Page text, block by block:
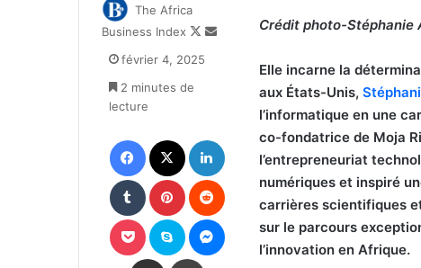
Crédit photo-Stéphanie
Elle incarne la
aux États-Unis,
l’informatique en une
co-fondatrice de Moja
l’entrepreneuriat
numériques et inspiré
carrières scientifiques
sur le parcours
l’innovation en Afrique.
The Africa
Business Index
Follow
Envoyer
février 4, 2025
2 minutes de
lecture
Facebook Linkedin
Tumblr Pinterest
Pocket Skype
Partager par email Imprimer